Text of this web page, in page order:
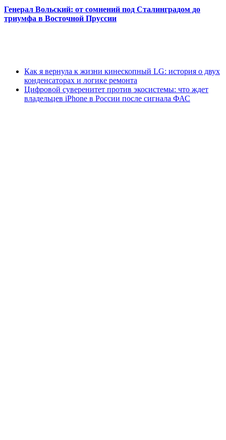
Генерал Вольский: от сомнений под Сталинградом до
триумфа в Восточной Пруссии
Как я вернула к жизни кинескопный LG: история о двух
конденсаторах и логике ремонта
Цифровой суверенитет против экосистемы: что ждет
владельцев iPhone в России после сигнала ФАС